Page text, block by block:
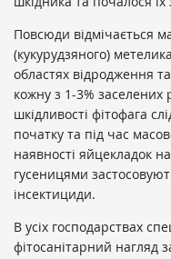
Повсюди відмічається
(кукурудзяного)
областях відродження
кожну з 1-3%
шкідливості фітофага
початку та під час
наявності яйцекладок
гусеницями
інсектициди.
В усіх господарствах
фітосанітарний нагляд